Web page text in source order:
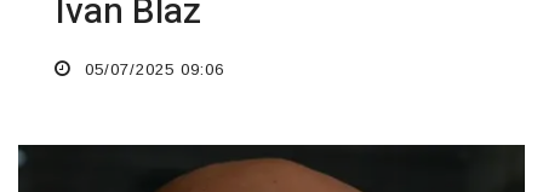
Ivan Blaz
05/07/2025 09:06